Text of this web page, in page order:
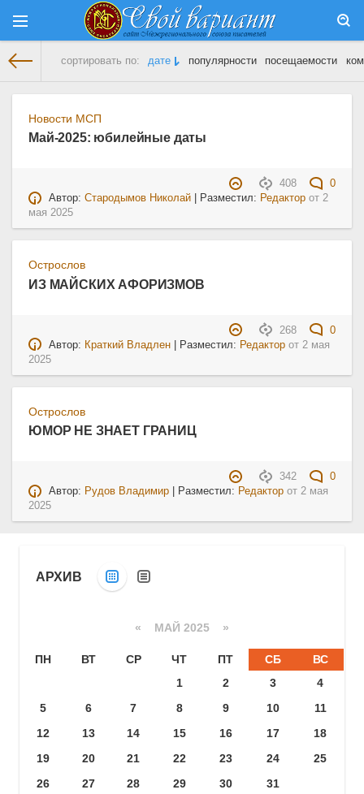
сортировать по: дате популярности посещаемости
Новости МСП
Май-2025: юбилейные даты
408
0
Автор:Стародымов Николай | Разместил: Редактор от2
мая 2025
Острослов
ИЗ МАЙСКИХ АФОРИЗМОВ
268
0
Автор: Краткий Владлен | Разместил: Редактор от2 мая
2025
Острослов
ЮМОР НЕ ЗНАЕТ ГРАНИЦ
342
0
Автор: Рудов Владимир | Разместил: Редактор от2 мая
2025
АРХИВ
« МАЙ 2025 »
ПН ВТ СР ЧТ ПТ СБ
ВС
1
2 3
4
5
6 7 8 9 10
11
12
13 14 15 16 17
18
19
20 21 22 23 24
25
26
27 28 29 30 31